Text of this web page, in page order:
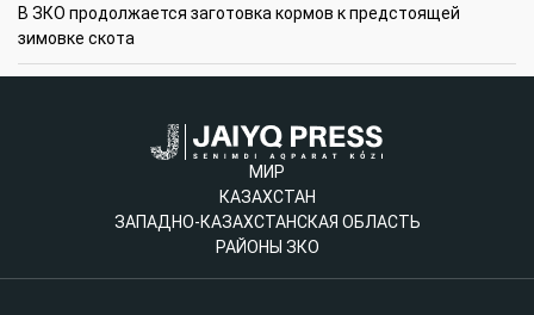
В ЗКО продолжается заготовка кормов к предстоящей
зимовке скота
МИР
КАЗАХСТАН
ЗАПАДНО-КАЗАХСТАНСКАЯ ОБЛАСТЬ
РАЙОНЫ ЗКО